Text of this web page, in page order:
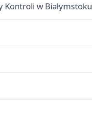
Kontroli w Białymstoku